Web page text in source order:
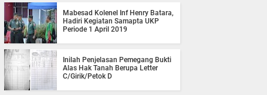
Mabesad Kolenel Inf Henry Batara,
Hadiri Kegiatan Samapta UKP
Periode 1 April 2019
Inilah Penjelasan Pemegang Bukti
Alas Hak Tanah Berupa Letter
C/Girik/Petok D